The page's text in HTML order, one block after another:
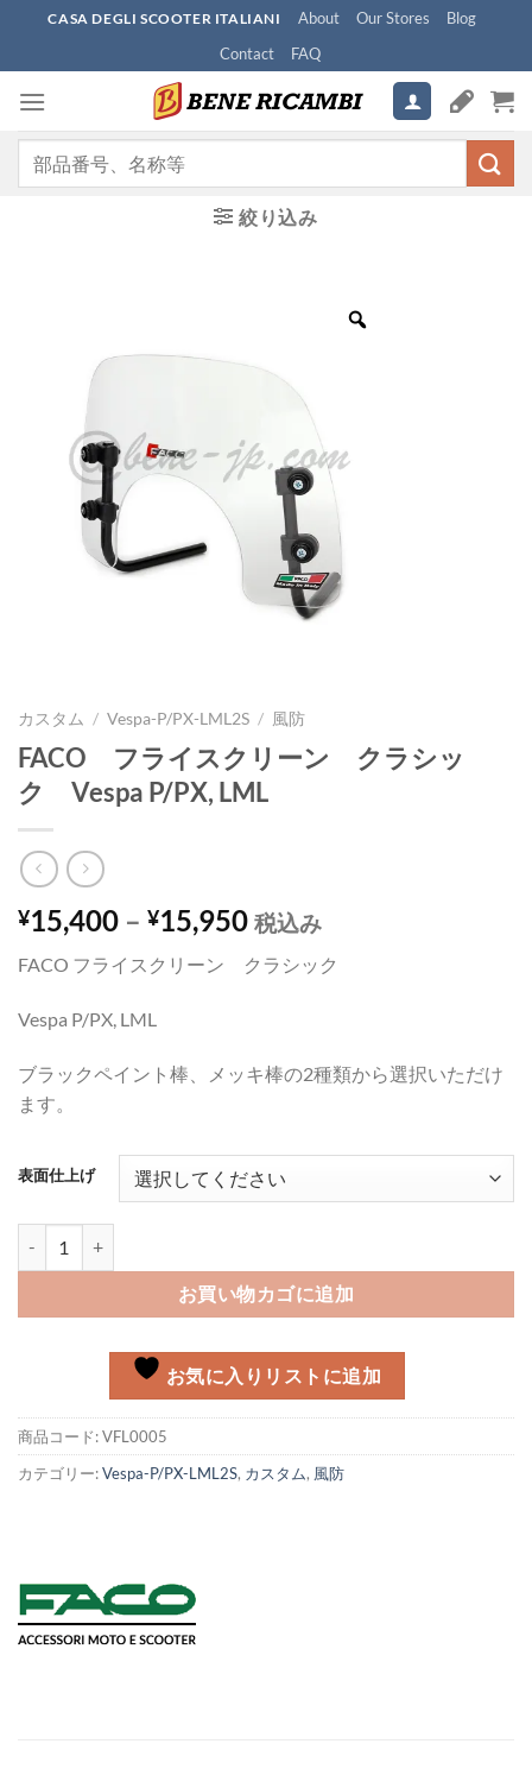
content
CASA DEGLI SCOOTER ITALIANI About Our Stores
Blog
Contact
FAQ
絞り込み
カスタム / Vespa-P/PX-LML2S / 風防
FACO フライスクリーン クラシッ
ク Vespa P/PX, LML
¥15,400 – ¥15,950 税込み
FACO フライスクリーン クラシック
Vespa P/PX, LML
ブラックペイント棒、メッキ棒の2種類から選択いただけ
ます。
表面仕上げ
お買い物カゴに追加
お気に入りリストに追加
商品コード:VFL0005
カテゴリー:Vespa-P/PX-LML2S, カスタム, 風防